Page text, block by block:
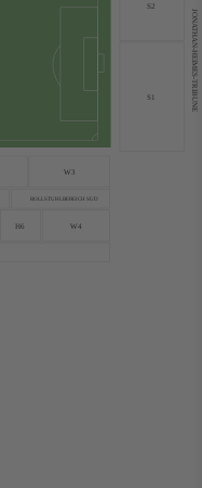
JONATHAN-HEIMES-TRIBUNE
S1
S2
W3
W4
H6
ROLLSTUHLBEREICH SUD